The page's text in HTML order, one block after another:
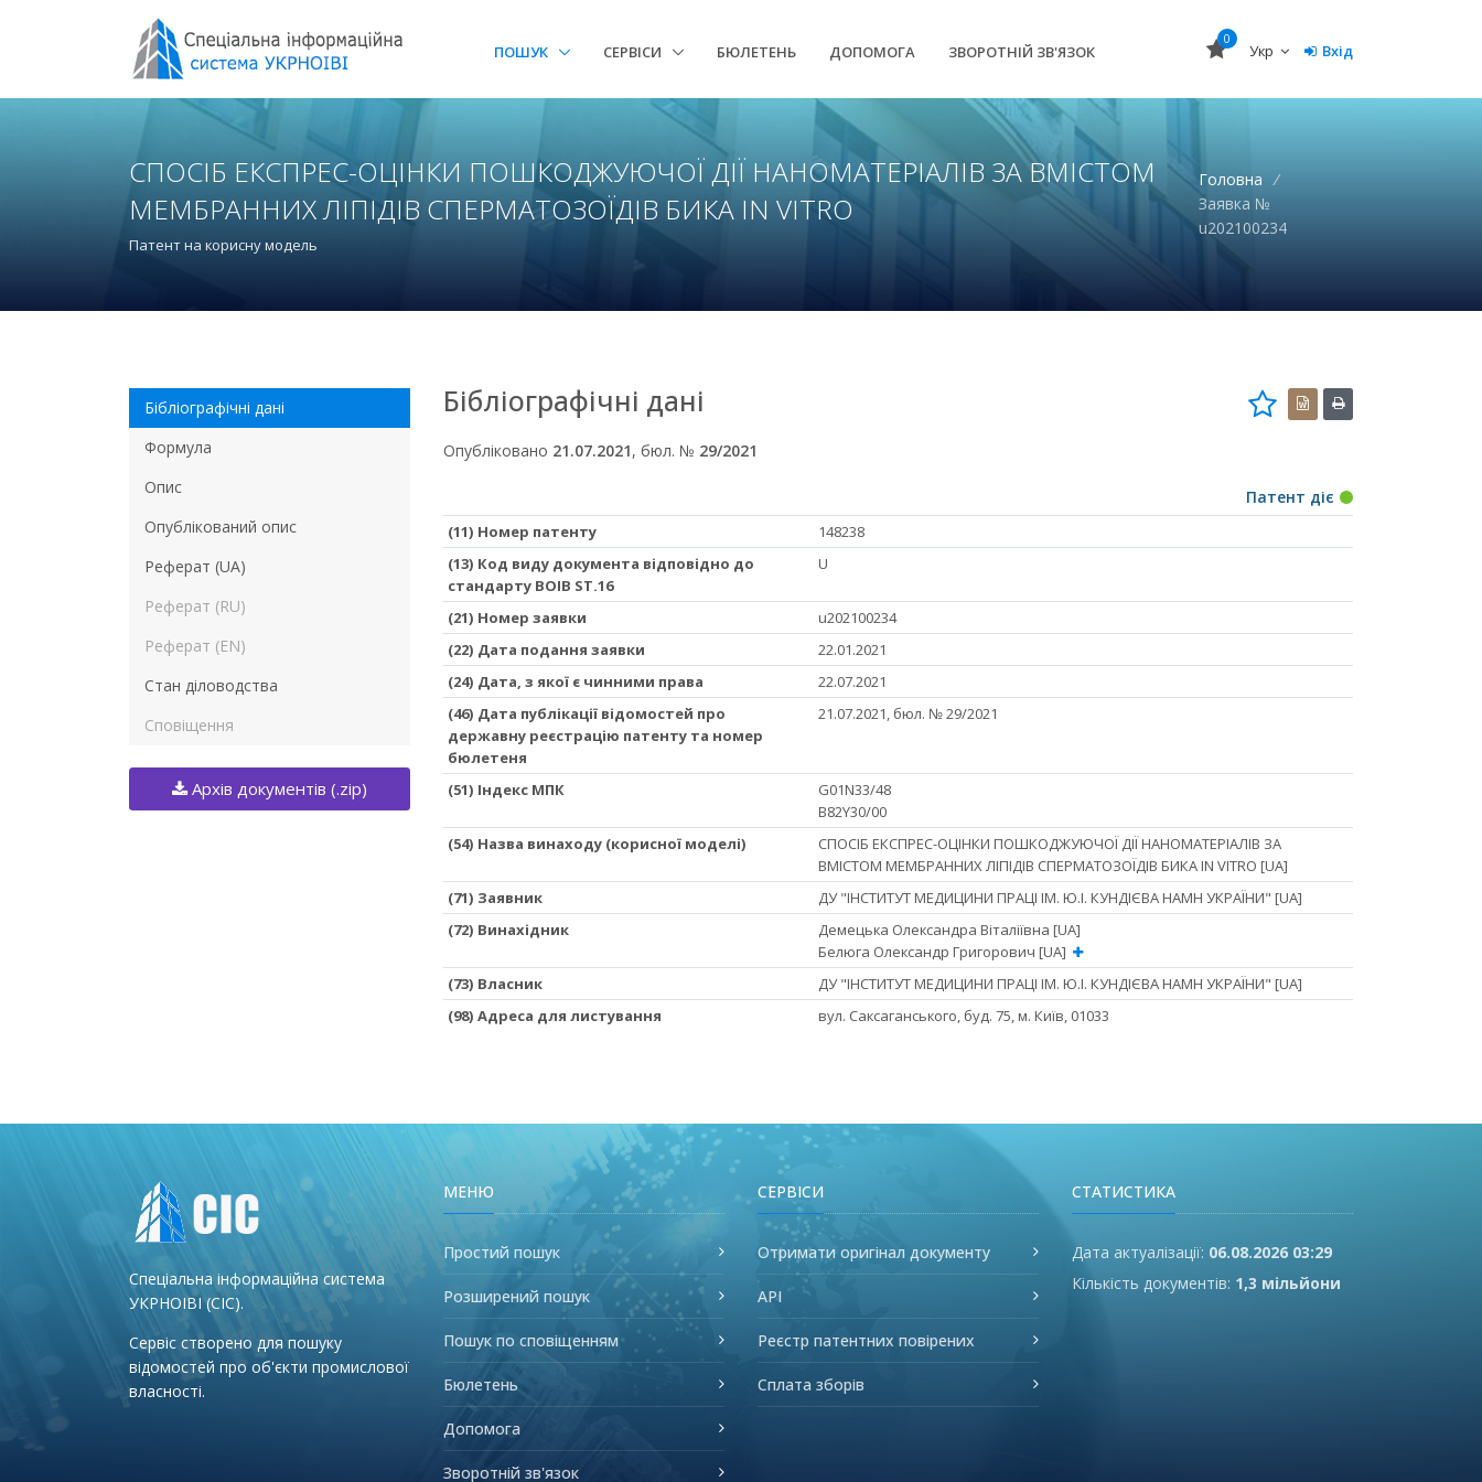
ПОШУК СЕРВІСИ БЮЛЕТЕНЬ ДОПОМОГА ЗВОРОТНІЙ ЗВ'ЯЗОК
0
Укр Вхід
СПОСІБ ЕКСПРЕС-ОЦІНКИ ПОШКОДЖУЮЧОЇ ДІЇ НАНОМАТЕРІАЛІВ ЗА ВМІСТОМ
МЕМБРАННИХ ЛІПІДІВ СПЕРМАТОЗОЇДІВ БИКА IN VITRO
Патент на корисну модель
Головна /
Заявка №
u202100234
Бібліографічні дані
Формула
Опис
Опублікований опис
Реферат (UA)
Реферат (RU)
Реферат (EN)
Стан діловодства
Сповіщення
Архів документів (.zip)
Бібліографічні дані
Опубліковано 21.07.2021, бюл. № 29/2021
Патент діє
(11) Номер патенту
148238
(13) Код виду документа відповідно до
стандарту ВОІВ ST.16
U
(21) Номер заявки
u202100234
(22) Дата подання заявки
22.01.2021
(24) Дата, з якої є чинними права
22.07.2021
(46) Дата публікації відомостей про
державну реєстрацію патенту та номер
бюлетеня
21.07.2021, бюл. № 29/2021
(51) Iндекс МПК
G01N33/48
B82Y30/00
(54) Назва винаходу (корисної моделі)
СПОСІБ ЕКСПРЕС-ОЦІНКИ ПОШКОДЖУЮЧОЇ ДІЇ НАНОМАТЕРІАЛІВ ЗА
ВМІСТОМ МЕМБРАННИХ ЛІПІДІВ СПЕРМАТОЗОЇДІВ БИКА IN VITRO [UA]
(71) Заявник
ДУ "ІНСТИТУТ МЕДИЦИНИ ПРАЦІ ІМ. Ю.І. КУНДІЄВА НАМН УКРАЇНИ" [UA]
(72) Винахідник
Демецька Олександра Віталіївна [UA]
Белюга Олександр Григорович [UA]
(73) Власник
ДУ "ІНСТИТУТ МЕДИЦИНИ ПРАЦІ ІМ. Ю.І. КУНДІЄВА НАМН УКРАЇНИ" [UA]
(98) Адреса для листування
вул. Саксаганського, буд. 75, м. Київ, 01033
Спеціальна інформаційна система
УКРНОІВІ (СІС).
Сервіс створено для пошуку
відомостей про об'єкти промислової
власності.
МЕНЮ
Простий пошук
Розширений пошук
Пошук по сповіщенням
Бюлетень
Допомога
Зворотній зв'язок
СЕРВІСИ
Отримати оригінал документу
API
Реєстр патентних повірених
Сплата зборів
СТАТИСТИКА
Дата актуалізації: 06.08.2026 03:29
Кількість документів: 1,3 мільйони